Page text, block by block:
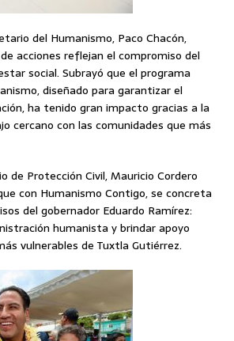
del Humanismo, Paco Chacón,
acciones reflejan el compromiso del
social. Subrayó que el programa
diseñado para garantizar el
ha tenido gran impacto gracias a la
cercano con las comunidades que más
de Protección Civil, Mauricio Cordero
con Humanismo Contigo, se concreta
del gobernador Eduardo Ramírez:
humanista y brindar apoyo
vulnerables de Tuxtla Gutiérrez.